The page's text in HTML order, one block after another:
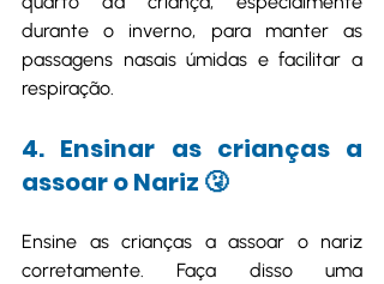
durante o inverno, para manter as
passagens nasais úmidas e facilitar a
respiração.
4. Ensinar as crianças a
assoar o Nariz 🤧
Ensine as crianças a assoar o nariz
corretamente. Faça disso uma